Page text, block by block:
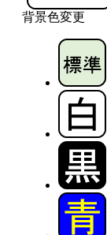
背景色変更